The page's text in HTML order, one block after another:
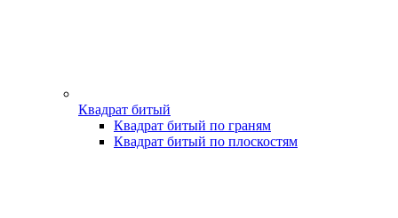
Квадрат битый
Квадрат битый по граням
Квадрат битый по плоскостям